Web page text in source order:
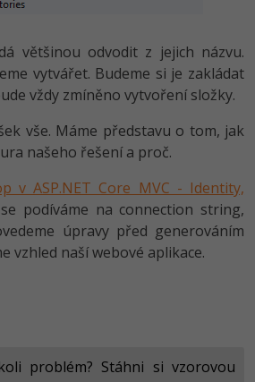
většinou odvodit z jejich názvu.
vytvářet. Budeme si je zakládat
vždy zmíněno vytvoření složky.
vše. Máme představu o tom, jak
našeho řešení a proč.
v ASP.NET Core MVC - Identity,
podíváme na connection string,
úpravy před generováním
vzhled naší webové aplikace.
problém? Stáhni si vzorovou